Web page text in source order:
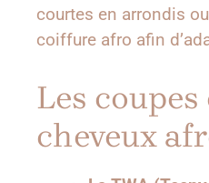
courtes en arrondis
coiffure afro afin
Les
cheveux